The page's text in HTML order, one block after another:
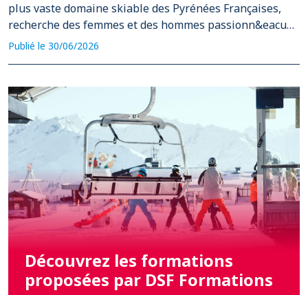
plus vaste domaine skiable des Pyrénées Françaises,
recherche des femmes et des hommes passionn&eacu…
Publié le 30/06/2026
Découvrez les formations
proposées par DSF Formations